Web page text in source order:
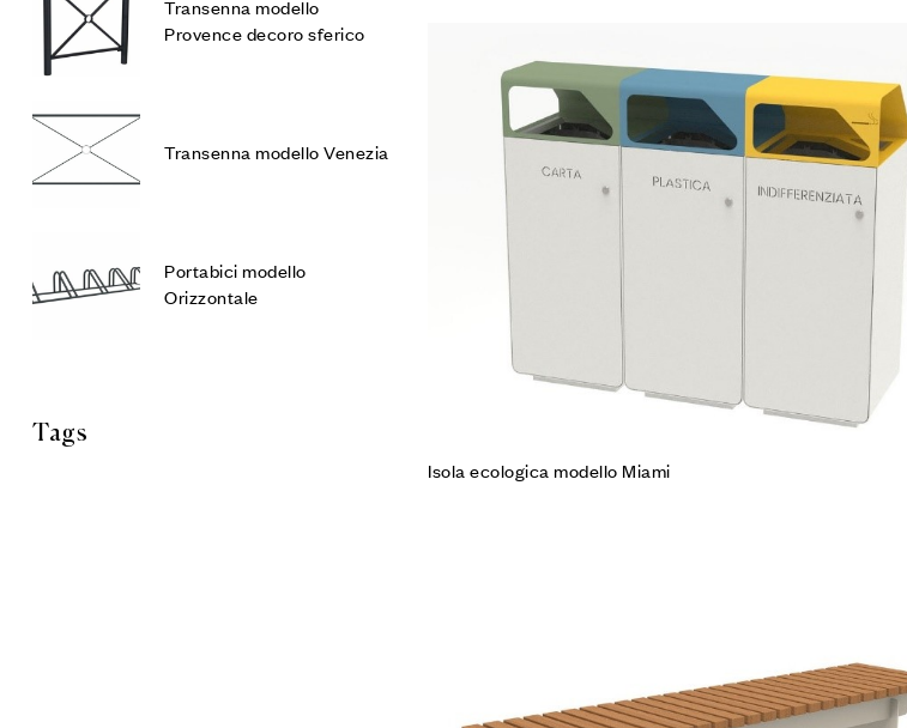
Isola ecologica modello Miami
Transenna modello
Provence decoro sferico
Transenna modello Venezia
Portabici modello
Orizzontale
Tags